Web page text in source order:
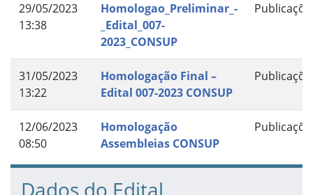
29/05/2023
13:38
Homologao_Preliminar_-
_Edital_007-
2023_CONSUP
31/05/2023
13:22
Homologação Final –
Edital 007-2023 CONSUP
12/06/2023
08:50
Homologação
Assembleias CONSUP
Dados do Edital